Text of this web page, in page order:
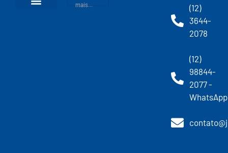
mais...
(12)
3644-
2078
(12)
98844-
2077 -
WhatsApp